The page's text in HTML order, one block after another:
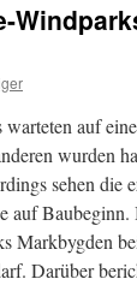
auf
wurden
sehen die
Baubeginn.
Markbygden
Darüber